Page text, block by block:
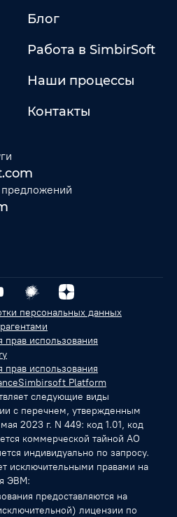
Блог
Работа в SimbirSoft
Наши процессы
Контакты
предложений
персональных данных
прав использования
прав использования
Platform
следующие виды
с перечнем, утвержденным
2023 г. N 449: код 1.01, код
коммерческой тайной АО
индивидуально по запросу.
исключительными правами на
ЭВМ:
предоставляются на
лицензии по